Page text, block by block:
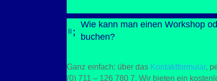
=;
Wie kann man einen Workshop
buchen?
Ganz einfach: über das Kontaktformular,
(0) 711 – 126 780 7. Wir bieten ein